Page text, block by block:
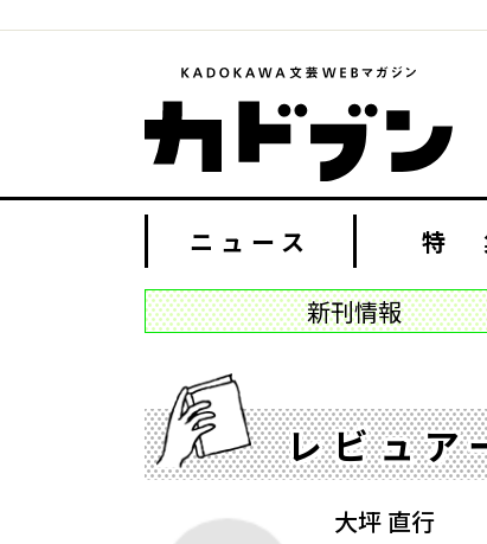
ニュース 特
新刊情報
レビュア
大坪 直行